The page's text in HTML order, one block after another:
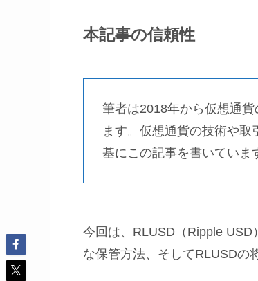
本記事の信頼性
筆者は2018年から仮想通
ます。仮想通貨の技術や
基にこの記事を書いていま
今回は、RLUSD（Ripple
な保管方法、そしてRLUSDの